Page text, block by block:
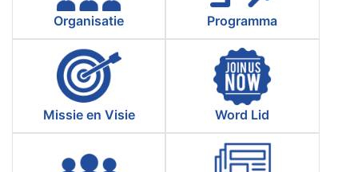
Organisatie Programma
Missie en Visie Word Lid